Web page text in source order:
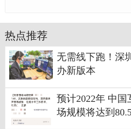
热点推荐
无需线下跑！深
办新版本
预计2022年 中
场规模将达到